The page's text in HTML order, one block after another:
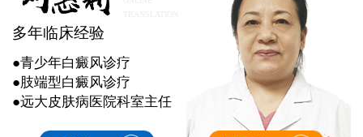
多年临床经验
●青少年白癜风诊疗
●肢端型白癜风诊疗
●远大皮肤病医院科室主任